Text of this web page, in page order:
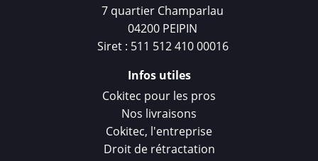
7 quartier Champarlau
04200 PEIPIN
Siret : 511 512 410 00016
Infos utiles
Cokitec pour les pros
Nos livraisons
Cokitec, l'entreprise
Droit de rétractation